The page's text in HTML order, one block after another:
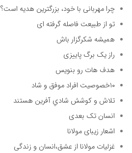
چرا مهربانی با خود، بزرگترین هدیه است؟
تو از طبیعت فاصله گرفته ای
همیشه شکرگزار باش
راز یک برگ پاییزی
هدف هات رو بنویس
۱۰خصوصیت افراد موفق و شاد
تلاش و كوشش شادي آفرين هستند
انسان تک بعدی
اشعار زیبای مولانا
غزلیات مولانا از عشق،انسان و زندگی